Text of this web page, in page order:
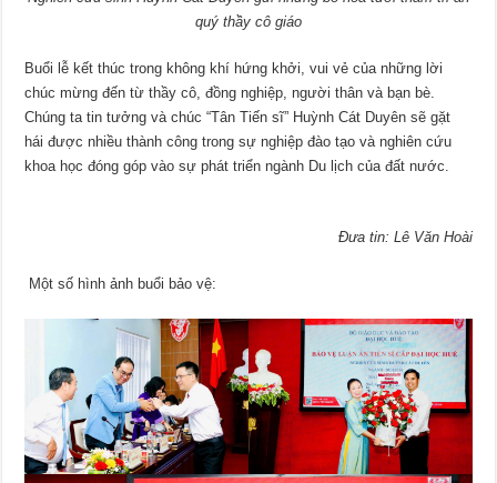
quý thầy cô giáo
Buổi lễ kết thúc trong không khí hứng khởi, vui vẻ của những lời
chúc mừng đến từ thầy cô, đồng nghiệp, người thân và bạn bè.
Chúng ta tin tưởng và chúc “Tân Tiến sĩ” Huỳnh Cát Duyên sẽ gặt
hái được nhiều thành công trong sự nghiệp đào tạo và nghiên cứu
khoa học đóng góp vào sự phát triển ngành Du lịch của đất nước.
Đưa tin: Lê Văn Hoài
Một số hình ảnh buổi bảo vệ: